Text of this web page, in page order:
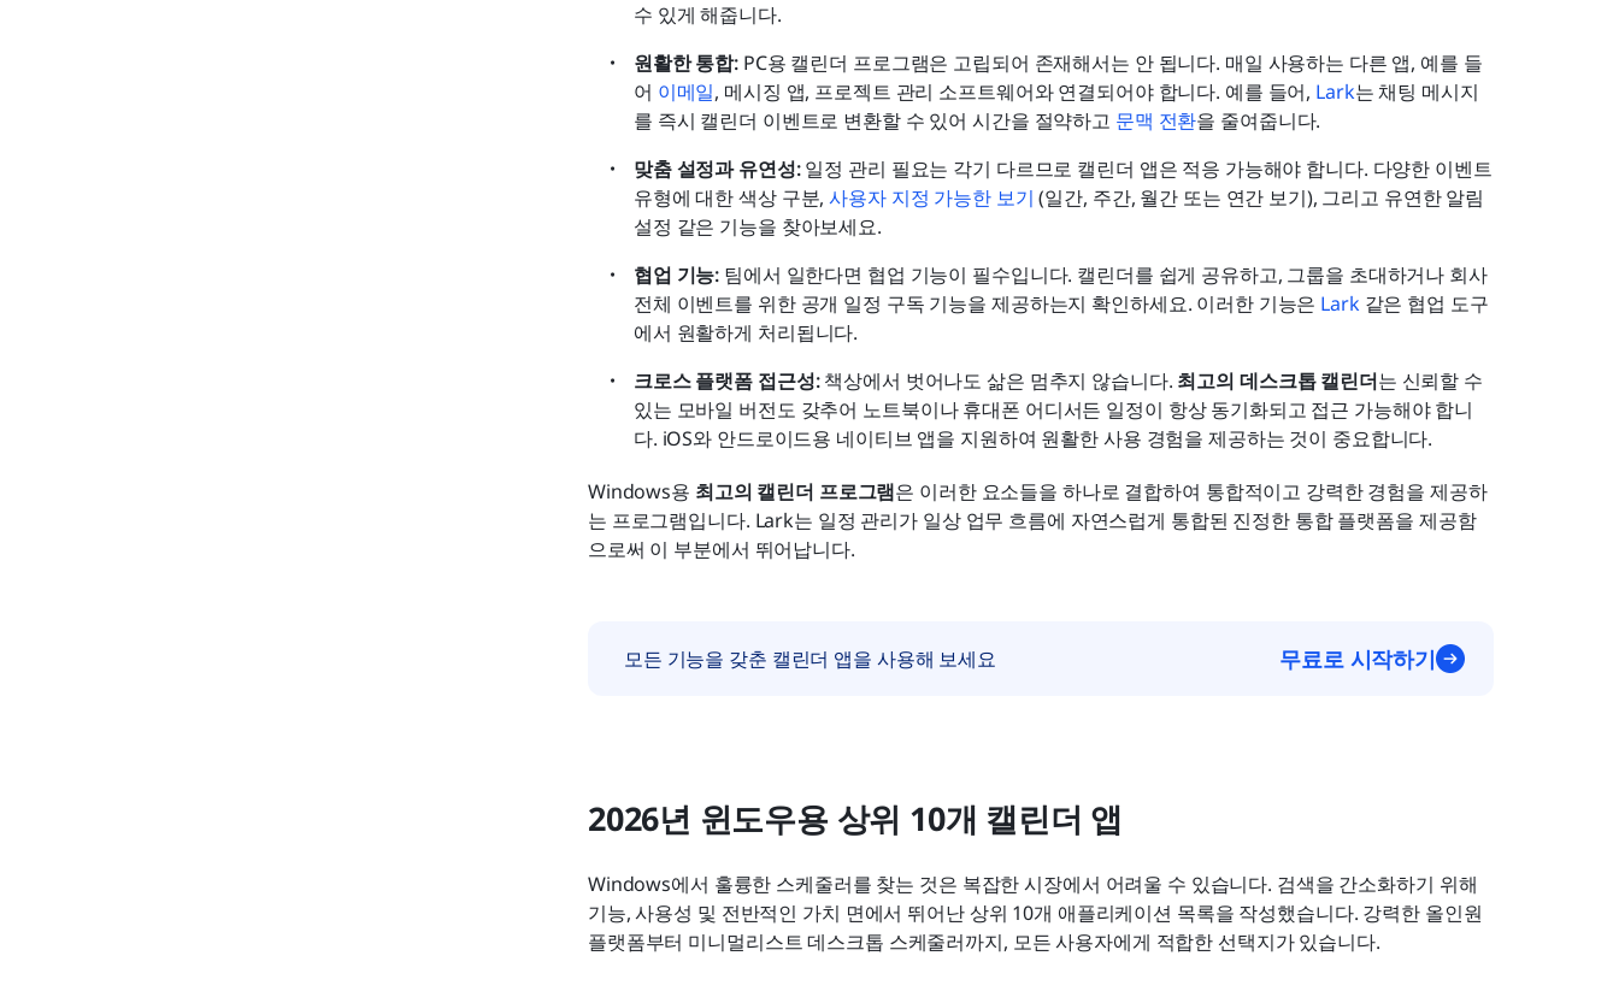
수 있게 해줍니다.
원활한 통합: PC용 캘린더 프로그램은 고립되어 존재해서는 안 됩니다. 매일 사용하는 다른 앱, 예를 들
어 이메일, 메시징 앱, 프로젝트 관리 소프트웨어와 연결되어야 합니다. 예를 들어, Lark는 채팅 메시지
를 즉시 캘린더 이벤트로 변환할 수 있어 시간을 절약하고 문맥 전환을 줄여줍니다.
맞춤 설정과 유연성: 일정 관리 필요는 각기 다르므로 캘린더 앱은 적응 가능해야 합니다. 다양한 이벤트
유형에 대한 색상 구분, 사용자 지정 가능한 보기 (일간, 주간, 월간 또는 연간 보기), 그리고 유연한 알림
설정 같은 기능을 찾아보세요.
협업 기능: 팀에서 일한다면 협업 기능이 필수입니다. 캘린더를 쉽게 공유하고, 그룹을 초대하거나 회사
전체 이벤트를 위한 공개 일정 구독 기능을 제공하는지 확인하세요. 이러한 기능은 Lark 같은 협업 도구
에서 원활하게 처리됩니다.
크로스 플랫폼 접근성: 책상에서 벗어나도 삶은 멈추지 않습니다. 최고의 데스크톱 캘린더는 신뢰할 수
있는 모바일 버전도 갖추어 노트북이나 휴대폰 어디서든 일정이 항상 동기화되고 접근 가능해야 합니
다. iOS와 안드로이드용 네이티브 앱을 지원하여 원활한 사용 경험을 제공하는 것이 중요합니다.
Windows용 최고의 캘린더 프로그램은 이러한 요소들을 하나로 결합하여 통합적이고 강력한 경험을 제공하
는 프로그램입니다. Lark는 일정 관리가 일상 업무 흐름에 자연스럽게 통합된 진정한 통합 플랫폼을 제공함
으로써 이 부분에서 뛰어납니다.
모든 기능을 갖춘 캘린더 앱을 사용해 보세요 무료로 시작하기
2026년 윈도우용 상위 10개 캘린더 앱
Windows에서 훌륭한 스케줄러를 찾는 것은 복잡한 시장에서 어려울 수 있습니다. 검색을 간소화하기 위해
기능, 사용성 및 전반적인 가치 면에서 뛰어난 상위 10개 애플리케이션 목록을 작성했습니다. 강력한 올인원
플랫폼부터 미니멀리스트 데스크톱 스케줄러까지, 모든 사용자에게 적합한 선택지가 있습니다.